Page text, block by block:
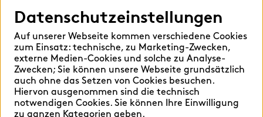
Hilfen
Sprache auswählen:
Deutsch English
Datenschutzeinstellungen
Auf unserer Webseite kommen verschiedene Cookies
zum Einsatz: technische, zu Marketing-Zwecken,
externe Medien-Cookies und solche zu Analyse-
Zwecken; Sie können unsere Webseite grundsätzlich
auch ohne das Setzen von Cookies besuchen.
Hiervon ausgenommen sind die technisch
notwendigen Cookies. Sie können Ihre Einwilligung
zu ganzen Kategorien geben.